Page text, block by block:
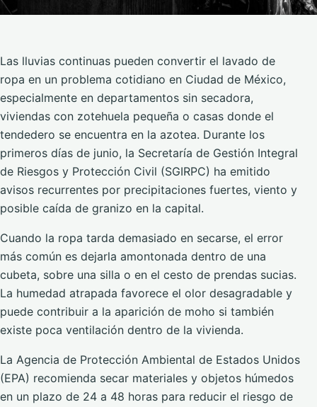
Las lluvias continuas pueden convertir el lavado de
ropa en un problema cotidiano en Ciudad de México,
especialmente en departamentos sin secadora,
viviendas con zotehuela pequeña o casas donde el
tendedero se encuentra en la azotea. Durante los
primeros días de junio, la Secretaría de Gestión Integral
de Riesgos y Protección Civil (SGIRPC) ha emitido
avisos recurrentes por precipitaciones fuertes, viento y
posible caída de granizo en la capital.
Cuando la ropa tarda demasiado en secarse, el error
más común es dejarla amontonada dentro de una
cubeta, sobre una silla o en el cesto de prendas sucias.
La humedad atrapada favorece el olor desagradable y
puede contribuir a la aparición de moho si también
existe poca ventilación dentro de la vivienda.
La Agencia de Protección Ambiental de Estados Unidos
(EPA) recomienda secar materiales y objetos húmedos
en un plazo de 24 a 48 horas para reducir el riesgo de